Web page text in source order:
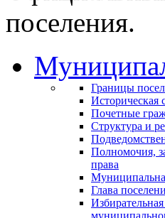
поселения.
Границы
Историческая
Почетные
Структура и
Полномочия,
права
Глава